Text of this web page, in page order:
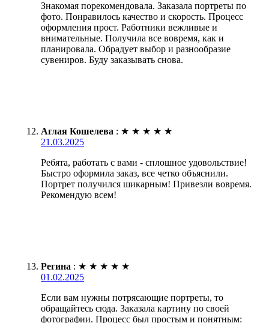
Знакомая порекомендовала. Заказала портреты по
фото. Понравилось качество и скорость. Процесс
оформления прост. Работники вежливые и
внимательные. Получила все вовремя, как и
планировала. Обрадует выбор и разнообразие
сувениров. Буду заказывать снова.
Аглая Кошелева : ★ ★ ★ ★ ★
21.03.2025
Ребята, работать с вами - сплошное удовольствие!
Быстро оформила заказ, все четко объяснили.
Портрет получился шикарным! Привезли вовремя.
Рекомендую всем!
Регина : ★ ★ ★ ★ ★
01.02.2025
Если вам нужны потрясающие портреты, то
обращайтесь сюда. Заказала картину по своей
фотографии. Процесс был простым и понятным: